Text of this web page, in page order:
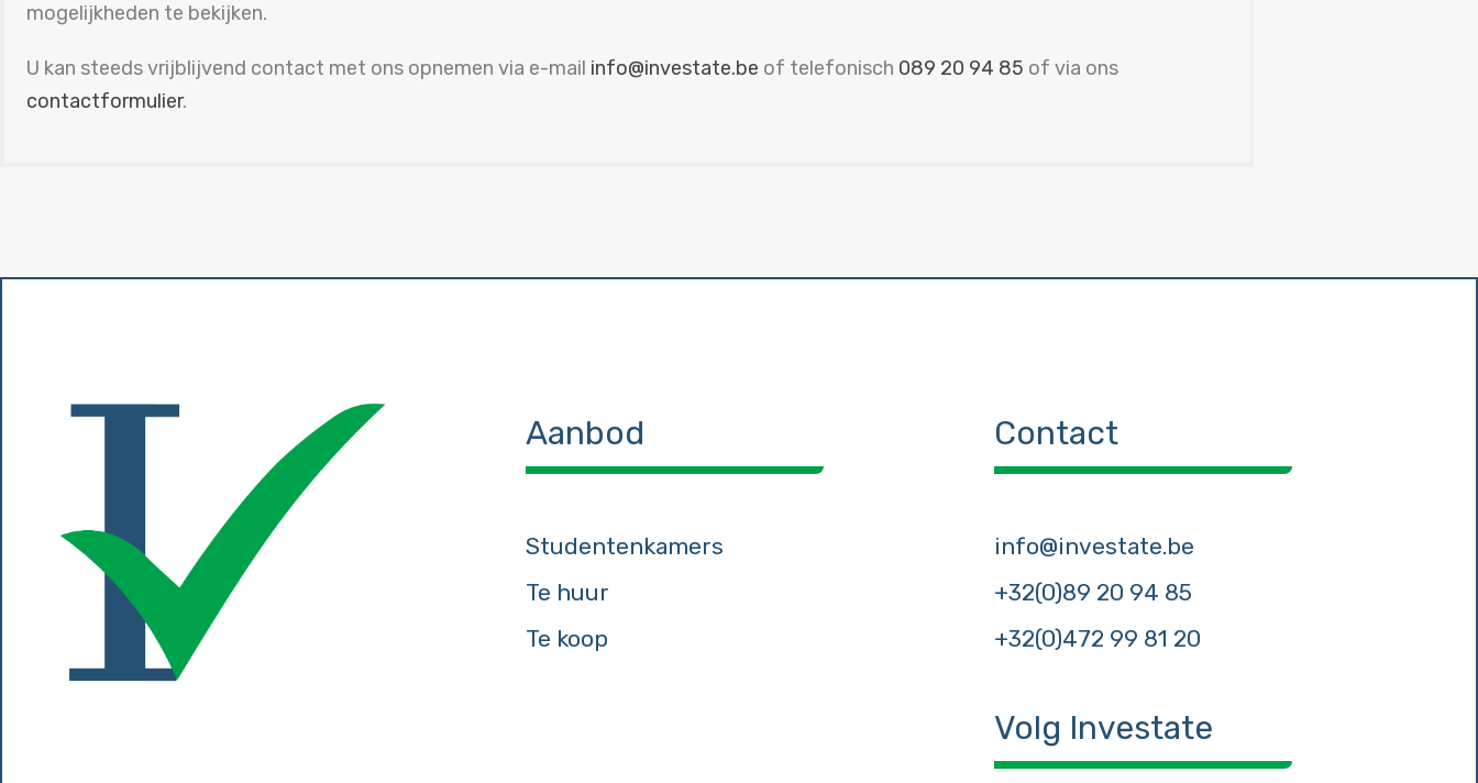
mogelijkheden te bekijken.
U kan steeds vrijblijvend contact met ons opnemen via e-mail info@investate.be of telefonisch 089 20 94 85 of via ons
contactformulier.
Aanbod
Studentenkamers
Te huur
Te koop
Contact
info@investate.be
+32(0)89 20 94 85
+32(0)472 99 81 20
Volg Investate